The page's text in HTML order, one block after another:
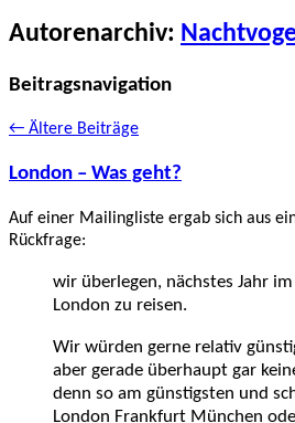
Autorenarchiv:
Beitragsnavigation
← Ältere Beiträge
London – Was geht?
Auf einer Mailingliste ergab sich aus
Rückfrage:
wir überlegen, nächstes Jahr
London zu reisen.
Wir würden gerne relativ
aber gerade überhaupt gar
denn so am günstigsten und
London Frankfurt München